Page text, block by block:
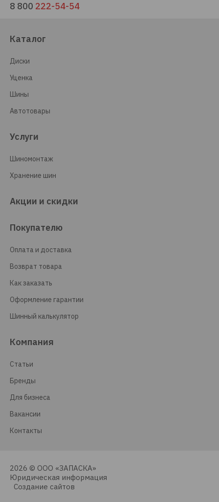
8 800 222-54-54
Каталог
Диски
Уценка
Шины
Автотовары
Услуги
Шиномонтаж
Хранение шин
Акции и скидки
Покупателю
Оплата и доставка
Возврат товара
Как заказать
Оформление гарантии
Шинный калькулятор
Компания
Статьи
Бренды
Для бизнеса
Вакансии
Контакты
2026 © ООО «ЗАПАСКА»
Юридическая информация
Создание сайтов